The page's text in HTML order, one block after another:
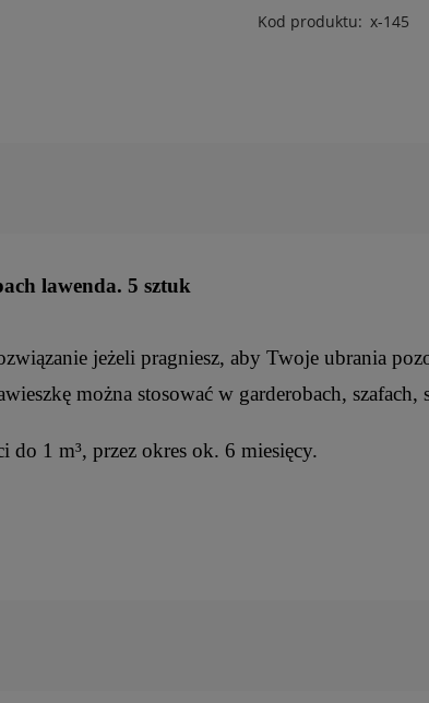
Kod produktu: x-145
lawenda. 5 sztuk
jeżeli pragniesz, aby Twoje ubrania
można stosować w garderobach,
do 1 m³, przez okres ok. 6 miesięcy.